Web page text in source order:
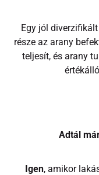
Egy jól
része az arany
teljesít, és arany
Adtál
Igen, amikor